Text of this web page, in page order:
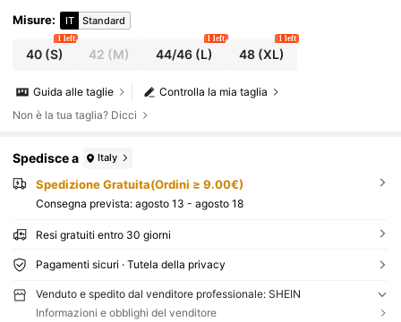
Misure: IT Standard
40(S)
1 left
42 (M) 44/46(L)
1 left
48(XL)
1 left
Controlla la mia taglia
Guida alle taglie
Non è la tua taglia? Dicci
Spedisce a Italy
Spedizione Gratuita(Ordini ≥ 9.00€)
Consegna prevista: agosto 13 - agosto 18
Resi gratuiti entro 30 giorni
Pagamenti sicuri · Tutela della privacy
Venduto e spedito dal venditore professionale: SHEIN
Informazioni e obblighi del venditore